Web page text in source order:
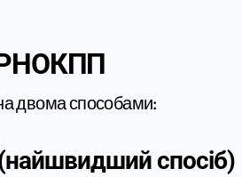
двома способами:
спосіб)